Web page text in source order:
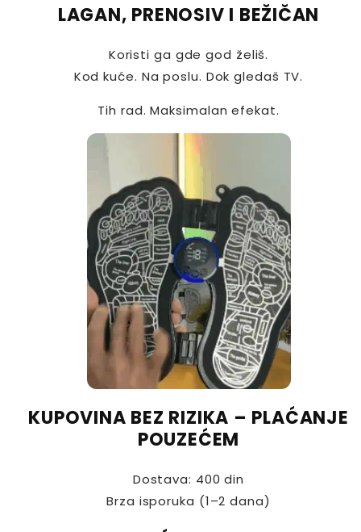
LAGAN, PRENOSIV I BEŽIČAN
Koristi ga gde god želiš.
Kod kuće. Na poslu. Dok gledaš TV.
Tih rad. Maksimalan efekat.
KUPOVINA BEZ RIZIKA – PLAĆANJE
POUZEĆEM
Dostava: 400 din
Brza isporuka (1–2 dana)